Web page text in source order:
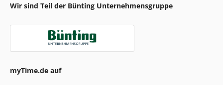
Wir sind Teil der Bünting Unternehmensgruppe
myTime.de auf